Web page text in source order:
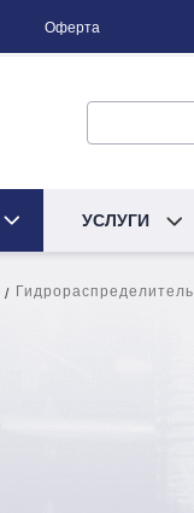
Оферта
УСЛУГИ
Гидрораспределитель